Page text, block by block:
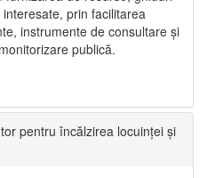
prin facilitarea
instrumente de consultare și
publică.
pentru încălzirea locuinței și